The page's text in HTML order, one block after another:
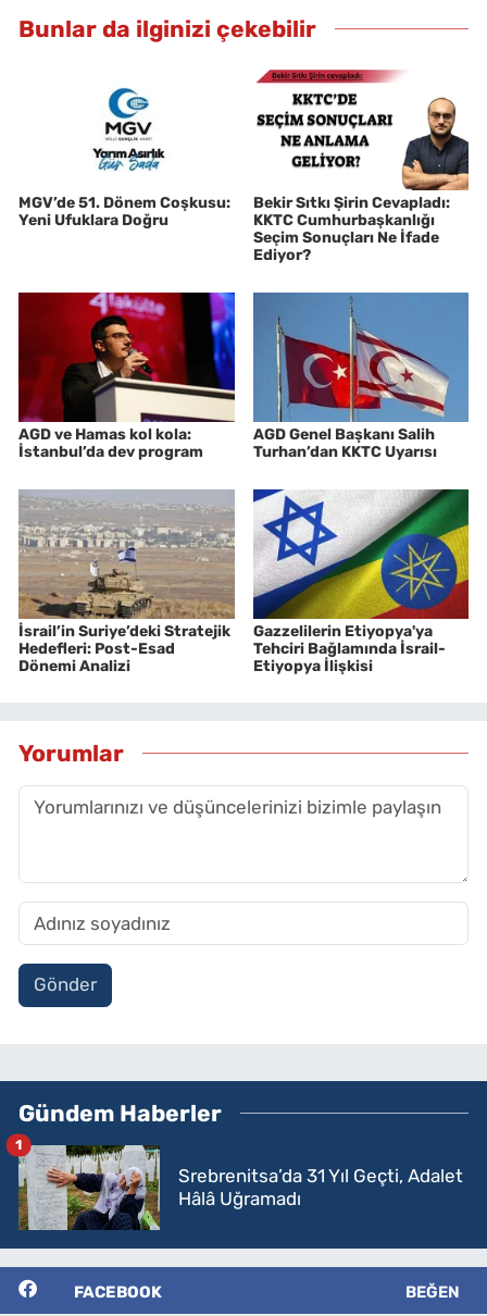
Bunlar da ilginizi çekebilir
MGV’de 51. Dönem Coşkusu:
Yeni Ufuklara Doğru
Bekir Sıtkı Şirin Cevapladı:
KKTC Cumhurbaşkanlığı
Seçim Sonuçları Ne İfade
Ediyor?
AGD ve Hamas kol kola:
İstanbul’da dev program
AGD Genel Başkanı Salih
Turhan’dan KKTC Uyarısı
İsrail’in Suriye’deki Stratejik
Hedefleri: Post-Esad
Dönemi Analizi
Gazzelilerin Etiyopya'ya
Tehciri Bağlamında İsrail-
Etiyopya İlişkisi
Yorumlar
Gönder
Gündem Haberler
Srebrenitsa’da 31 Yıl Geçti, Adalet
Hâlâ Uğramadı
1
FACEBOOK BEĞEN